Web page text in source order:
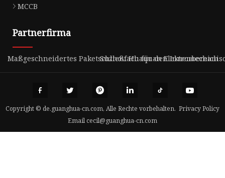
MCCB
Partnerfirma
Maßgeschneidertes Paketschließfach für den Innenbereich
Suzhou Huaquan
Copyright © de.guanghua-cn.com, Alle Rechte vorbehalten. Privacy Policy
Emailcecil@guanghua-cn.com